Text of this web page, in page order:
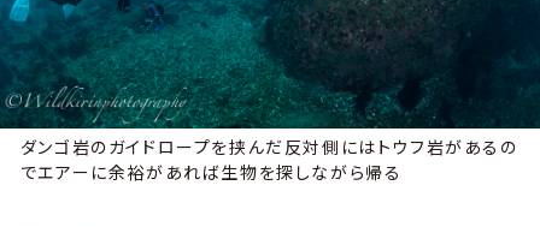
ダンゴ岩のガイドロープを挟んだ反対側にはトウフ岩があるの
でエアーに余裕があれば生物を探しながら帰る